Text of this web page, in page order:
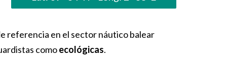
referencia en el sector náutico balear
comoecológicas.